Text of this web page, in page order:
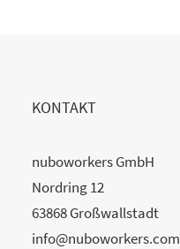
KONTAKT
nuboworkers GmbH
Nordring 12
63868 Großwallstadt
info@nuboworkers.com